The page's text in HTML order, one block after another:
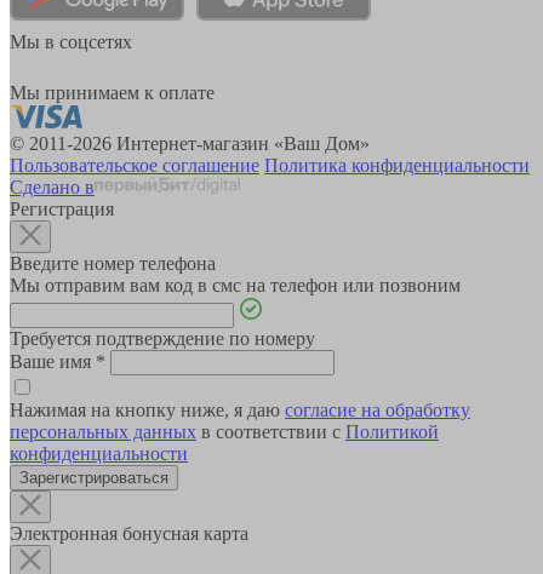
Мы в соцсетях
Мы принимаем к оплате
© 2011-2026 Интернет-магазин «Ваш Дом»
Пользовательское соглашение Политика конфиденциальности
Сделано в
Регистрация
Введите номер телефона
Мы отправим вам код в смс на телефон или позвоним
Требуется подтверждение по номеру
Ваше имя *
Нажимая на кнопку ниже, я даю согласие на обработку
персональных данных в соответствии с Политикой
конфиденциальности
Зарегистрироваться
Электронная бонусная карта